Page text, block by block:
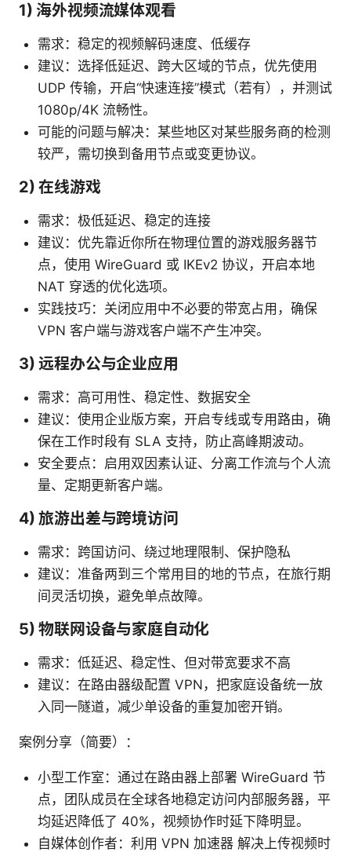
1) 海外视频流媒体观看
需求：稳定的视频解码速度、低缓存
建议：选择低延迟、跨大区域的节点，优先使用
UDP 传输，开启“快速连接”模式（若有），并测试
1080p/4K 流畅性。
可能的问题与解决：某些地区对某些服务商的检测
较严，需切换到备用节点或变更协议。
2) 在线游戏
需求：极低延迟、稳定的连接
建议：优先靠近你所在物理位置的游戏服务器节
点，使用 WireGuard 或 IKEv2 协议，开启本地
NAT 穿透的优化选项。
实践技巧：关闭应用中不必要的带宽占用，确保
VPN 客户端与游戏客户端不产生冲突。
3) 远程办公与企业应用
需求：高可用性、稳定性、数据安全
建议：使用企业版方案，开启专线或专用路由，确
保在工作时段有 SLA 支持，防止高峰期波动。
安全要点：启用双因素认证、分离工作流与个人流
量、定期更新客户端。
4) 旅游出差与跨境访问
需求：跨国访问、绕过地理限制、保护隐私
建议：准备两到三个常用目的地的节点，在旅行期
间灵活切换，避免单点故障。
5) 物联网设备与家庭自动化
需求：低延迟、稳定性、但对带宽要求不高
建议：在路由器级配置 VPN，把家庭设备统一放
入同一隧道，减少单设备的重复加密开销。
案例分享（简要）：
小型工作室：通过在路由器上部署 WireGuard 节
点，团队成员在全球各地稳定访问内部服务器，平
均延迟降低了 40%，视频协作时延下降明显。
自媒体创作者：利用 VPN 加速器 解决上传视频时